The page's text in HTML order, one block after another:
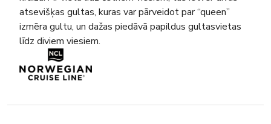
atsevišķas gultas, kuras var pārveidot par “queen”
izmēra gultu, un dažas piedāvā papildus gultasvietas
līdz diviem viesiem.